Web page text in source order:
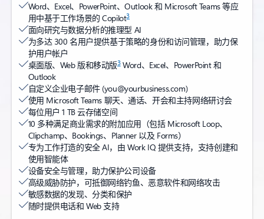
Word、Excel、PowerPoint、Outlook 和 Microsoft Teams 等应
用中基于工作场景的 Copilot3
面向研究与数据分析的推理型 AI
为多达 300 名用户提供基于策略的身份和访问管理，助力保
护用户帐户
桌面版、Web 版和移动版3Word、Excel、PowerPoint 和
Outlook
自定义企业电子邮件 (you@yourbusiness.com)
使用 Microsoft Teams 聊天、通话、开会和主持网络研讨会
每位用户 1 TB 云存储空间
10 多种满足商业需求的附加应用（包括 Microsoft Loop、
Clipchamp、Bookings、Planner 以及 Forms）
专为工作打造的安全 AI，由 Work IQ 提供支持，支持创建和
使用智能体
设备安全与管理，助力保护公司设备
高级威胁防护，可抵御网络钓鱼、恶意软件和网络攻击
敏感数据的发现、分类和保护
随时提供电话和 Web 支持